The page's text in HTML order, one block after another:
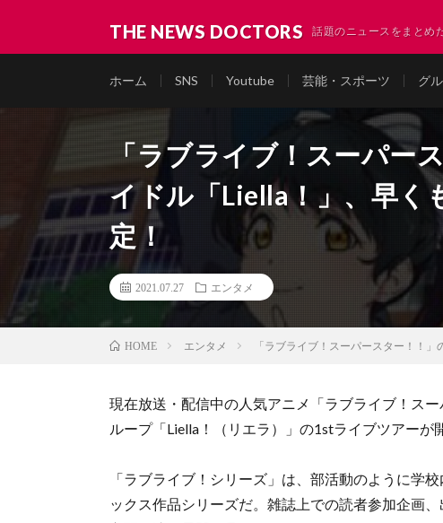
THE NEWS DOCTORS 話題のニュースをまとめ
ホーム SNS Youtube 芸能・スポーツ グ
「ラブライブ！スーパー
イドル「Liella！」、早く
定！
2021.07.27 エンタメ
HOME エンタメ 「ラブライブ！スーパースター！！
現在放送・配信中の人気アニメ「ラブライブ！ス
ループ「Liella！（リエラ）」の1stライブツアーが
「ラブライブ！シリーズ」は、部活動のように学
ックス作品シリーズだ。雑誌上での読者参加企画